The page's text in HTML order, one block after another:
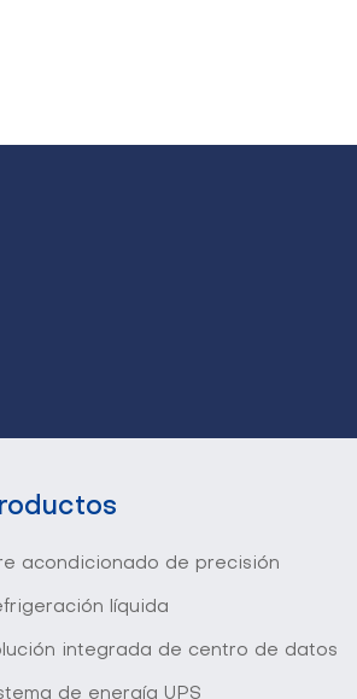
acondicionado de precisión
líquida
integrada de centro de datos
de energía UPS